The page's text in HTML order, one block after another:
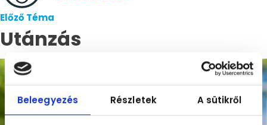
Beleegyezés Részletek A sütikről
Előző Téma
Utánzás